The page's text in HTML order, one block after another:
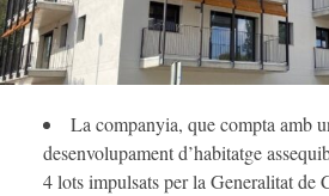
La companyia, que compta amb
desenvolupament d’habitatge
4 lots impulsats per la Generalitat de